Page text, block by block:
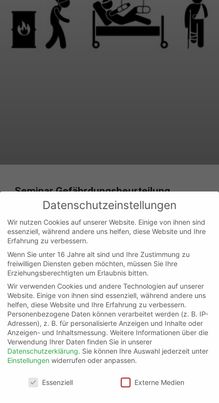
Seminar Gefährdungsbeurteilung
WEITERLESEN »
Datenschutzeinstellungen
Wir nutzen Cookies auf unserer Website. Einige von ihnen sind
essenziell, während andere uns helfen, diese Website und Ihre
Erfahrung zu verbessern.
Wenn Sie unter 16 Jahre alt sind und Ihre Zustimmung zu
freiwilligen Diensten geben möchten, müssen Sie Ihre
Erziehungsberechtigten um Erlaubnis bitten.
Wir verwenden Cookies und andere Technologien auf unserer
Website. Einige von ihnen sind essenziell, während andere uns
helfen, diese Website und Ihre Erfahrung zu verbessern.
Personenbezogene Daten können verarbeitet werden (z. B. IP-
Adressen), z. B. für personalisierte Anzeigen und Inhalte oder
Anzeigen- und Inhaltsmessung. Weitere Informationen über die
Verwendung Ihrer Daten finden Sie in unserer
Datenschutzerklärung. Sie können Ihre Auswahl jederzeit unter
Einstellungen widerrufen oder anpassen.
Datenschutzeinstellungen
Essenziell Externe Medien